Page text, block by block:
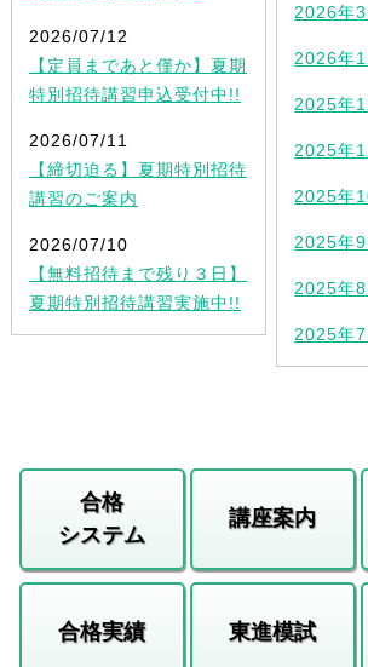
2026/07/12
【定員まであと僅か】夏期
特別招待講習申込受付中!!
2026/07/11
【締切迫る】夏期特別招待
講習のご案内
2026/07/10
【無料招待まで残り３日】
夏期特別招待講習実施中!!
2026年3
2026年1
2025年
2025年
2025年
2025年9
2025年8
2025年7
合格
システム
講座案内
合格実績 東進模試